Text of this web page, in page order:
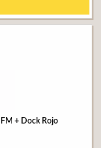
+ Dock Rojo